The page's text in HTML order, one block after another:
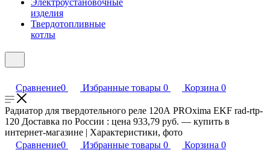
Электроустановочные
изделия
Твердотопливные
котлы
Сравнение0 Избранные товары 0 Корзина 0
Радиатор для твердотельного реле 120А PROxima EKF rad-rtp-
120 Доставка по России : цена 933,79 руб. — купить в
интернет-магазине | Характеристики, фото
Сравнение0 Избранные товары 0 Корзина 0